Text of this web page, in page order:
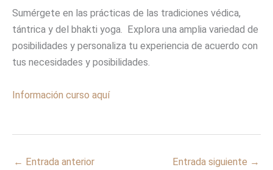
Sumérgete en las prácticas de las tradiciones védica,
tántrica y del bhakti yoga. Explora una amplia variedad de
posibilidades y personaliza tu experiencia de acuerdo con
tus necesidades y posibilidades.
Información curso aquí
← Entrada anterior Entrada siguiente →